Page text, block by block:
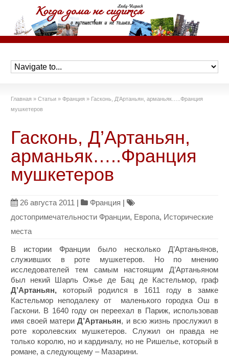
Главная » Статьи » Франция » Гасконь, Д’Артаньян, арманьяк…..Франция
мушкетеров
Гасконь, Д’Артаньян,
арманьяк…..Франция
мушкетеров
26 августа 2011 | Франция |
достопримечательности Франции, Европа, Исторические
места
В истории Франции было несколько Д’Артаньянов,
служивших в роте мушкетеров. Но по мнению
исследователей тем самым настоящим Д’Артаньяном
был некий Шарль Ожье де Бац де Кастельмор, граф
Д’Артаньян, который родился в 1611 году в замке
Кастельмор неподалеку от маленького городка Ош в
Гаскони. В 1640 году он переехал в Париж, использовав
имя своей материД’Артаньян, и всю жизнь прослужил в
роте королевских мушкетеров. Служил он правда не
только королю, но и кардиналу, но не Ришелье, который в
романе, а следующему – Мазарини.